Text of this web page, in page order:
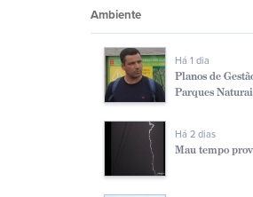
Ambiente
Há 1 dia
Planos de
Parques
Há 2 dias
Mau tempo